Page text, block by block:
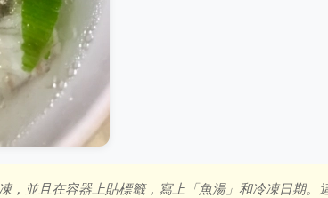
，並且在容器上貼標籤，寫上「魚湯」和冷凍日期。